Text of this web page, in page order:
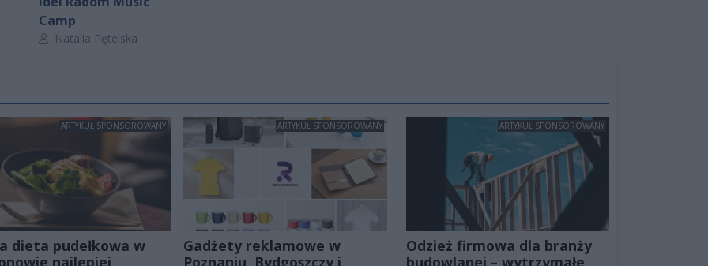
Camp
Autor artykułu:
Natalia Pętelska
ARTYKUŁ SPONSOROWANY
dieta pudełkowa w
najlepiej
ARTYKUŁ SPONSOROWANY
Gadżety reklamowe w
Poznaniu, Bydgoszczy i
ARTYKUŁ SPONSOROWANY
Odzież firmowa dla branży
budowlanej – wytrzymałe